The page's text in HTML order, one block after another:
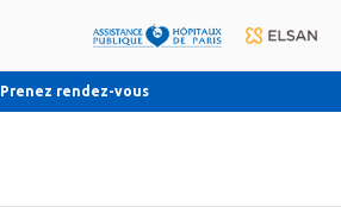
Prenez rendez-vous